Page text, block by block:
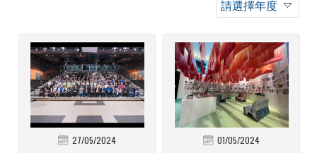
請選擇年度
27/05/2024 01/05/2024